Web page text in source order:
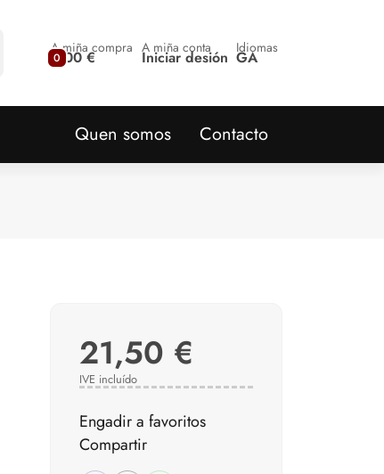
0
A miña compra
0,00 € A miña conta
Iniciar desión Idiomas
GA
Quen somos Contacto
21,50 €
IVE incluído
Engadir a favoritos
Compartir